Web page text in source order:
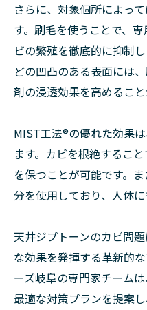
さらに、対象個所によっ
す。刷毛を使うことで、
ビの繁殖を徹底的に抑制
どの凹凸のある表面には
剤の浸透効果を高めること
MIST工法®の優れた効果
ます。カビを根絶するこ
を保つことが可能です。
分を使用しており、人体
天井ジプトーンのカビ問
な効果を発揮する革新的
ーズ岐阜の専門家チーム
最適な対策プランを提案